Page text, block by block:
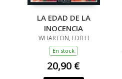
LA EDAD DE LA
INOCENCIA
WHARTON, EDITH
En stock
20,90 €